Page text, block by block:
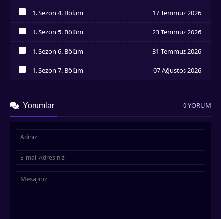
1. Sezon 4. Bölüm 17 Temmuz 2026
1. Sezon 5. Bölüm 23 Temmuz 2026
1. Sezon 6. Bölüm 31 Temmuz 2026
İzledim
1. Sezon 7. Bölüm 07 Ağustos 2026
Yorumlar 0 YORUM